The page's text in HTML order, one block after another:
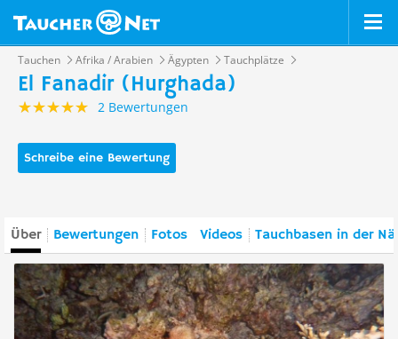
Tauchen Afrika / Arabien Ägypten Tauchplätze
El Fanadir (Hurghada)
2 Bewertungen
Schreibe eine Bewertung
Über Bewertungen Fotos Videos Tauchbasen in der